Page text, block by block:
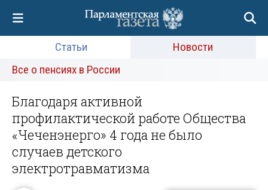
Статьи
Новости
Все о пенсиях в России
Благодаря активной
профилактической работе Общества
«Чеченэнерго» 4 года не было
случаев детского
электротравматизма